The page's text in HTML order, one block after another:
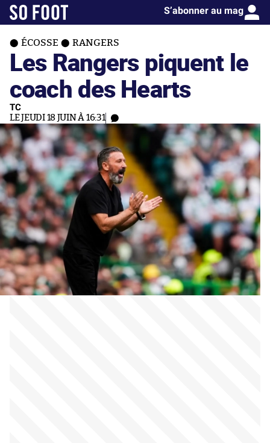
S’abonner au mag
ÉCOSSE RANGERS
Les Rangers piquent le
coach des Hearts
TC
LE JEUDI 18 JUIN À 16:31